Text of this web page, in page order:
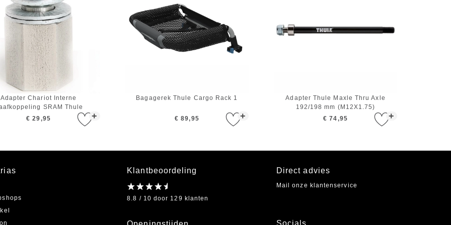
+
Adapter Chariot Interne
SRAM Thule
€ 29,95
+
Bagagerek Thule Cargo Rack 1
€ 89,95 +
Adapter Thule Maxle Thru Axle
192/198 mm (M12X1.75)
€ 74,95
Klantbeoordeling
8.8 / 10 door 129 klanten
Direct advies
Mail onze klantenservice